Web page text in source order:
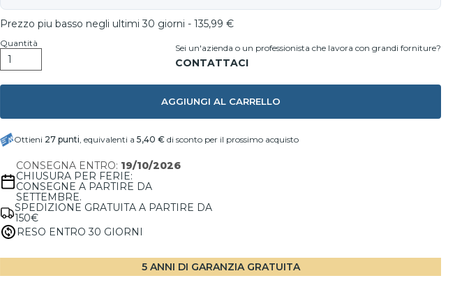
Prezzo piu basso negli ultimi 30 giorni - 135,99 €
Quantità Sei un'azienda o un professionista che lavora con grandi forniture?
AGGIUNGI AL CARRELLO
Ottieni 27 punti, equivalenti a 5,40 € di sconto per il prossimo acquisto
CONSEGNA ENTRO: 19/10/2026
CHIUSURA PER FERIE:
CONSEGNE A PARTIRE DA
SETTEMBRE.
SPEDIZIONE GRATUITA A PARTIRE DA
150€
RESO ENTRO 30 GIORNI
5 ANNI DI GARANZIA GRATUITA